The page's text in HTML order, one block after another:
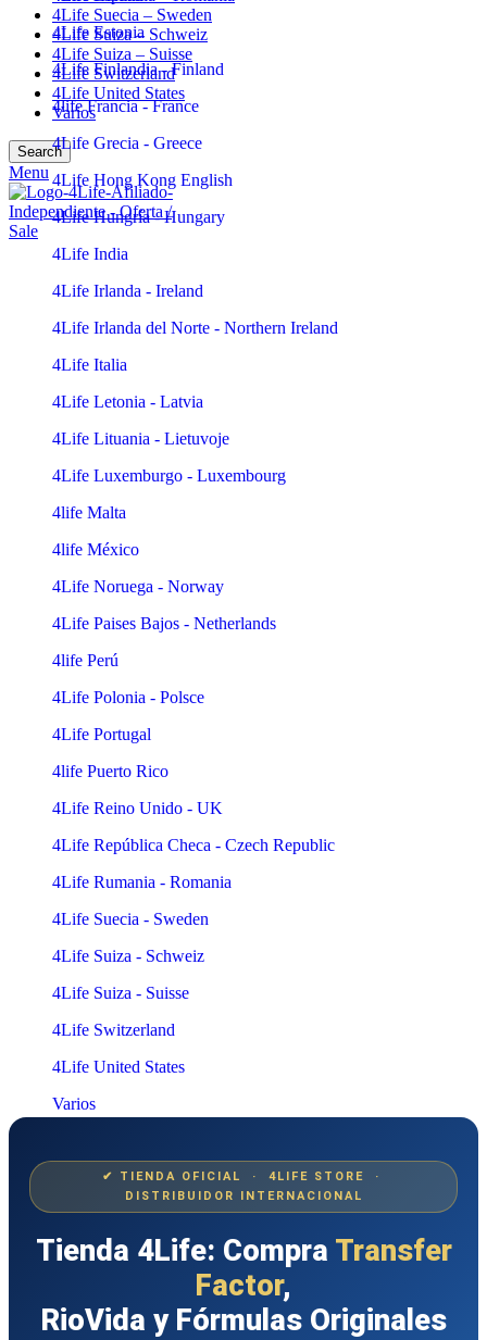
4Life Suecia – Sweden
4Life Suiza – Schweiz
4Life Suiza – Suisse
4Life Switzerland
4Life United States
Varios
Search
Menu
4Life Estonia
4Life Finlandia - Finland
4life Francia - France
4Life Grecia - Greece
4Life Hong Kong English
4Life Hungría - Hungary
4Life India
4Life Irlanda - Ireland
4Life Irlanda del Norte - Northern Ireland
4Life Italia
4Life Letonia - Latvia
4Life Lituania - Lietuvoje
4Life Luxemburgo - Luxembourg
4life Malta
4life México
4Life Noruega - Norway
4Life Paises Bajos - Netherlands
4life Perú
4Life Polonia - Polsce
4Life Portugal
4life Puerto Rico
4Life Reino Unido - UK
4Life República Checa - Czech Republic
4Life Rumania - Romania
4Life Suecia - Sweden
4Life Suiza - Schweiz
4Life Suiza - Suisse
4Life Switzerland
4Life United States
Varios
✔ TIENDA OFICIAL · 4LIFE STORE ·
DISTRIBUIDOR INTERNACIONAL
Tienda 4Life: Compra Transfer
Factor,
RioVida y Fórmulas Originales